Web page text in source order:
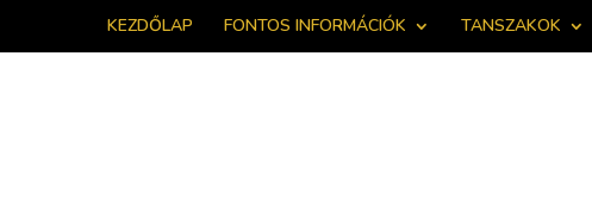
KEZDŐLAP FONTOS INFORMÁCIÓK TANSZAKOK